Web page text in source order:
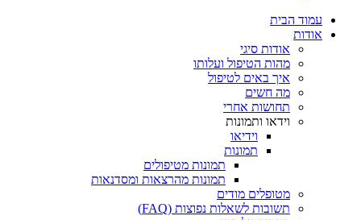
עמוד הבית
אודות
אודות סיגי
מהות הטיפול ועלותו
איך באים לטיפול
מה חשים
תחושות אחרי
וידאו ותמונות
וידיאו
תמונות
תמונות מטיפולים
תמונות מהרצאות ומסדנאות
מטופלים מודים
תשובות לשאלות נפוצות (FAQ)